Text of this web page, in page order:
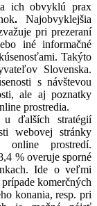
ich obvyklú prax
.Najobvyklejšia
pri prezeraní
iné informačné
Takýto
Slovenska.
s návštevou
ale aj poznatky
prostredia.
u ďalších stratégií
webovej stránky
prostredí.
% overuje sporné
Ide o veľmi
komerčných
konania, resp. pri